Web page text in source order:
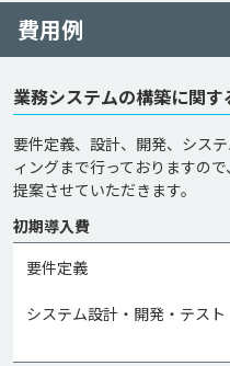
費用例
業務システムの構築に関す
要件定義、設計、開発、シス
ィングまで行っておりますの
提案させていただきます。
初期導入費
要件定義
システム設計・開発・テスト